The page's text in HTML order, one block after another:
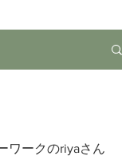
ワークのriyaさん